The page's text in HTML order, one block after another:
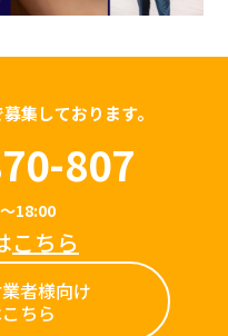
集しております。
807
18:00
こちら
者様向け
ちら